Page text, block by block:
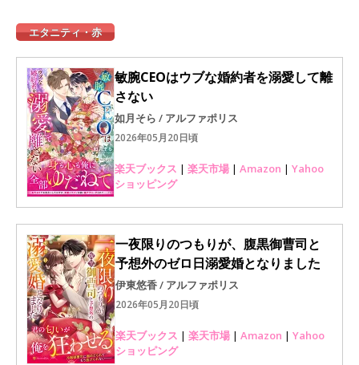
エタニティ・赤
敏腕CEOはウブな婚約者を溺愛して離
さない
如月そら / アルファポリス
2026年05月20日頃
楽天ブックス | 楽天市場 | Amazon | Yahoo
ショッピング
一夜限りのつもりが、腹黒御曹司と
予想外のゼロ日溺愛婚となりました
伊東悠香 / アルファポリス
2026年05月20日頃
楽天ブックス | 楽天市場 | Amazon | Yahoo
ショッピング